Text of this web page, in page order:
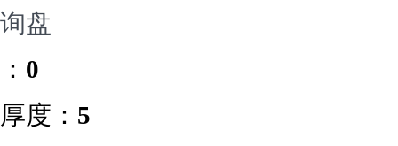
询盘
： 0
厚度： 5